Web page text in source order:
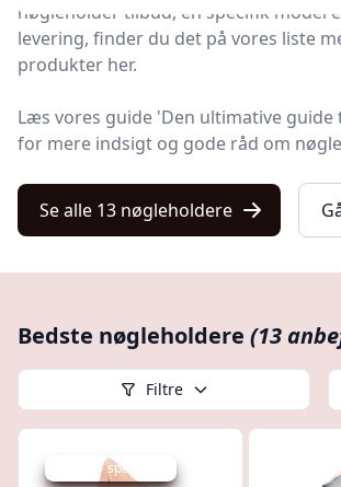
nøgleholder tilbud, en specifik model
levering, finder du det på vores liste
produkter her.
Læs vores guide 'Den ultimative
for mere indsigt og gode råd om
Se alle 13 nøgleholdere
Bedste nøgleholdere (13
Filtre
Udsalg - spar 33 %